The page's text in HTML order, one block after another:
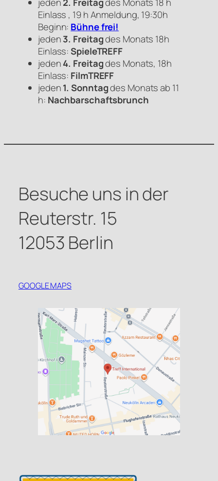
Einlass , 19 h Anmeldung, 19:30h
Beginn: Bühne frei!
jeden3. Freitagdes Monats 18h
Einlass:SpieleTREFF
jeden4. Freitagdes Monats, 18h
Einlass: FilmTREFF
jeden1. Sonntagdes Monats ab 11
h: Nachbarschaftsbrunch
Besuche uns in der
Reuterstr. 15
12053 Berlin
GOOGLE MAPS